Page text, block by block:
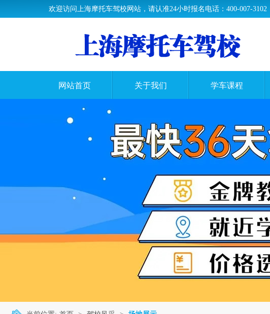
欢迎访问上海摩托车驾校网站，请认准24小时报名电话：400-007-3102
网站首页 关于我们 学车课程